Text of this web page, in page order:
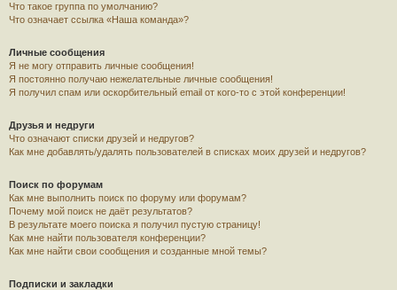
Что такое группа по умолчанию?
Что означает ссылка «Наша команда»?
Личные сообщения
Я не могу отправить личные сообщения!
Я постоянно получаю нежелательные личные сообщения!
Я получил спам или оскорбительный email от кого-то с этой конференции!
Друзья и недруги
Что означают списки друзей и недругов?
Как мне добавлять/удалять пользователей в списках моих друзей и недругов?
Поиск по форумам
Как мне выполнить поиск по форуму или форумам?
Почему мой поиск не даёт результатов?
В результате моего поиска я получил пустую страницу!
Как мне найти пользователя конференции?
Как мне найти свои сообщения и созданные мной темы?
Подписки и закладки